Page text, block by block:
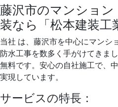
藤沢市のマンショ
装なら「松本建装工
当社 は、藤沢市を中心にマンシ
防水工事を数多く手がけてきま
無料です。安心の自社施工で、
実現しています。
サービスの特長：